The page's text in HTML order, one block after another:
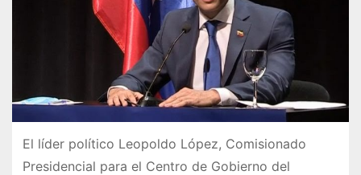
El líder político Leopoldo López, Comisionado
Presidencial para el Centro de Gobierno del